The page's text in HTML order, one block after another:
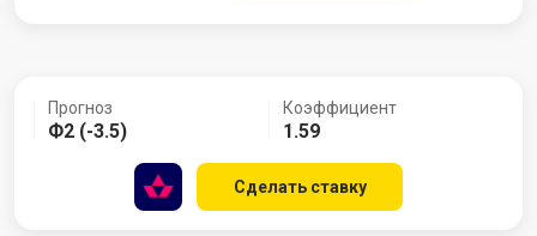
Прогноз
Ф2 (-3.5)
Коэффициент
1.59
Сделать ставку